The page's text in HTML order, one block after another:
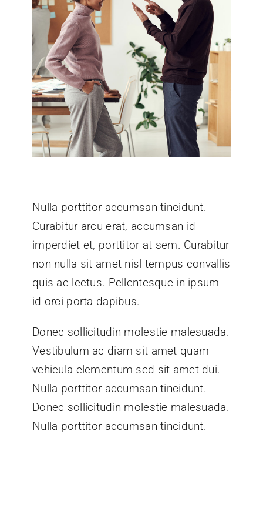
Nulla porttitor accumsan tincidunt.
Curabitur arcu erat, accumsan id
imperdiet et, porttitor at sem. Curabitur
non nulla sit amet nisl tempus convallis
quis ac lectus. Pellentesque in ipsum
id orci porta dapibus.
Donec sollicitudin molestie malesuada.
Vestibulum ac diam sit amet quam
vehicula elementum sed sit amet dui.
Nulla porttitor accumsan tincidunt.
Donec sollicitudin molestie malesuada.
Nulla porttitor accumsan tincidunt.